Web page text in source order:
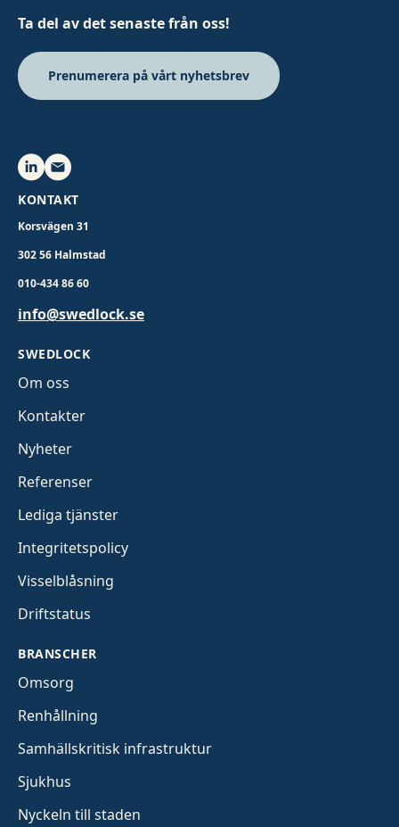
Ta del av det senaste från oss!
Prenumerera på vårt nyhetsbrev
KONTAKT
Korsvägen 31
302 56 Halmstad
010-434 86 60
info@swedlock.se
SWEDLOCK
Om oss
Kontakter
Nyheter
Referenser
Lediga tjänster
Integritetspolicy
Visselblåsning
Driftstatus
BRANSCHER
Omsorg
Renhållning
Samhällskritisk infrastruktur
Sjukhus
Nyckeln till staden